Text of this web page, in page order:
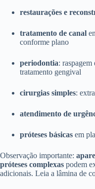
restaurações e
tratamento de canal
conforme plano
periodontia: raspagem
tratamento gengival
cirurgias simples:
atendimento de
próteses básicas em
Observação importante:
próteses complexas podem
adicionais. Leia a lâmina de